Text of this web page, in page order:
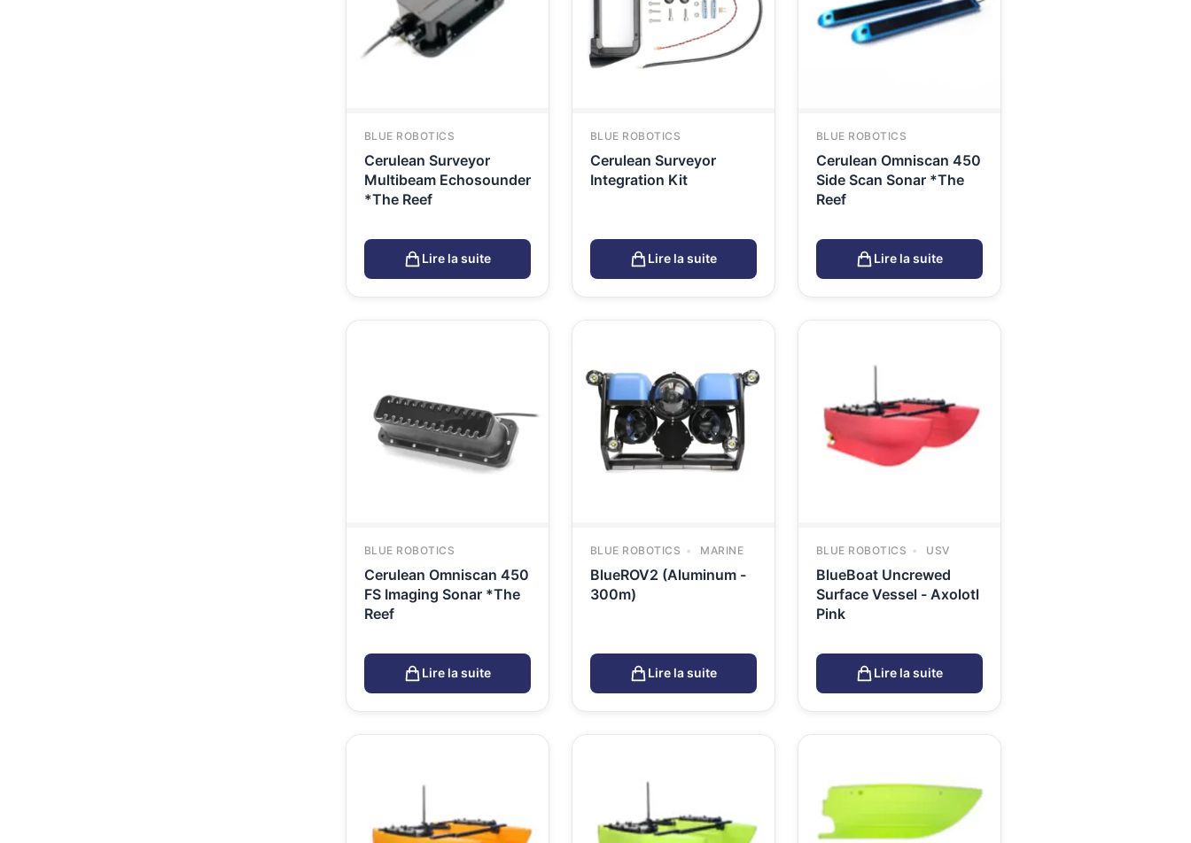
BLUE ROBOTICS
Cerulean Surveyor
Multibeam Echosounder
*The Reef
Lire la suite
BLUE ROBOTICS
Cerulean Surveyor
Integration Kit
Lire la suite
BLUE ROBOTICS
Cerulean Omniscan 450
Side Scan Sonar *The
Reef
Lire la suite
BLUE ROBOTICS
Cerulean Omniscan 450
FS Imaging Sonar *The
Reef
Lire la suite
BLUE ROBOTICS MARINE
BlueROV2 (Aluminum -
300m)
Lire la suite
BLUE ROBOTICS USV
BlueBoat Uncrewed
Surface Vessel - Axolotl
Pink
Lire la suite